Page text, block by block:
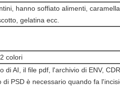
hanno soffiato alimenti,
gelatina ecc.
colori
di AI, il file pdf, l'archivio di ENV,
di PSD è necessario quando fa